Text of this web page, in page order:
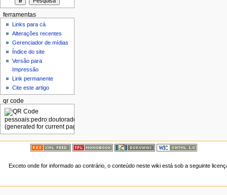
ferramentas
Links para cá
Alterações recentes
Gerenciador de mídias
Índice do site
Versão para
Impressão
Link permanente
Cite este artigo
qr code
Exceto onde for informado ao contrário, o conteúdo neste wiki está sob a seguinte